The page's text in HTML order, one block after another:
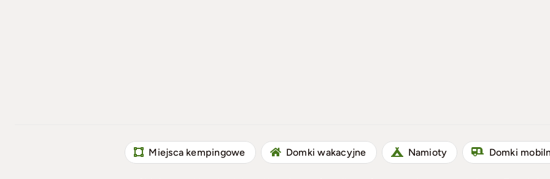
Miejsca kempingowe Domki wakacyjne Namioty Domki